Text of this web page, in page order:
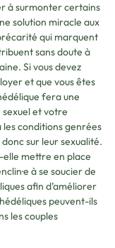
à surmonter certains
solution miracle aux
qui marquent
sans doute à
Si vous devez
et que vous êtes
fera une
et votre
les conditions genrées
sur leur sexualité.
mettre en place
à se soucier de
afin d’améliorer
peuvent-ils
les couples